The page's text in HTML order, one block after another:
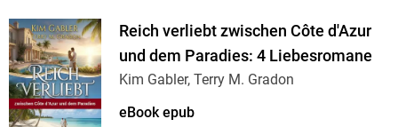
Reich verliebt zwischen Côte d'Azur
und dem Paradies: 4 Liebesromane
Kim Gabler, Terry M. Gradon
eBook epub